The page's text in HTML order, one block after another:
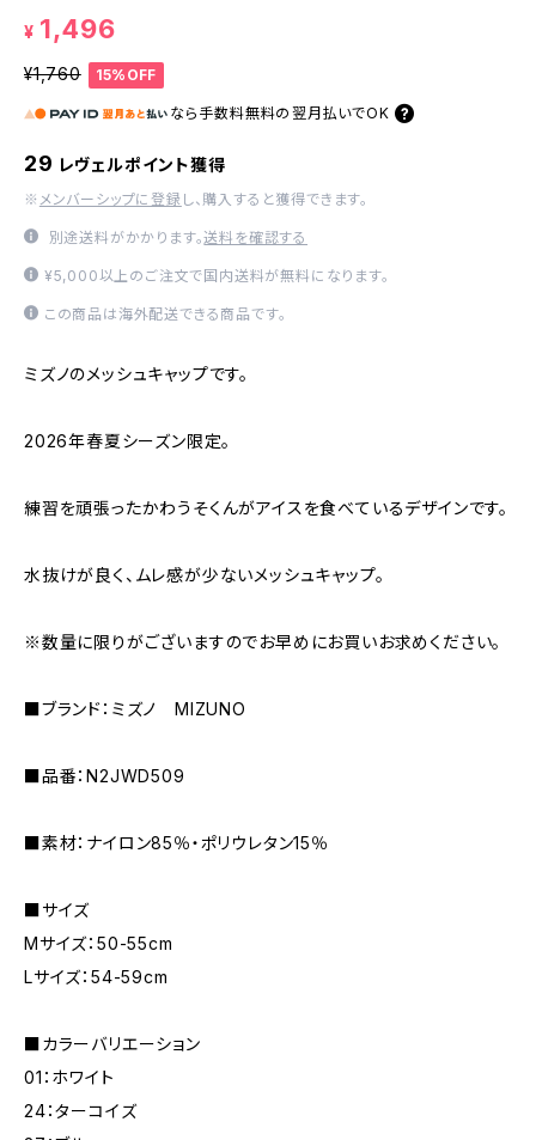
¥ 1,496
¥1,760 15%OFF
なら 手数料無料の 翌月払いでOK
29 レヴェルポイント獲得
※ メンバーシップに登録 し、購入すると獲得できます。
別途送料がかかります。送料を確認する
¥5,000以上のご注文で国内送料が無料になります。
この商品は海外配送できる商品です。
ミズノのメッシュキャップです。
2026年春夏シーズン限定。
練習を頑張ったかわうそくんがアイスを食べているデザインです。
水抜けが良く、ムレ感が少ないメッシュキャップ。
※数量に限りがございますのでお早めにお買いお求めください。
■ブランド：ミズノ MIZUNO
■品番：N2JWD509
■素材：ナイロン85％・ポリウレタン15％
■サイズ
Mサイズ：50-55cm
Lサイズ：54-59cm
■カラーバリエーション
01：ホワイト
24：ターコイズ